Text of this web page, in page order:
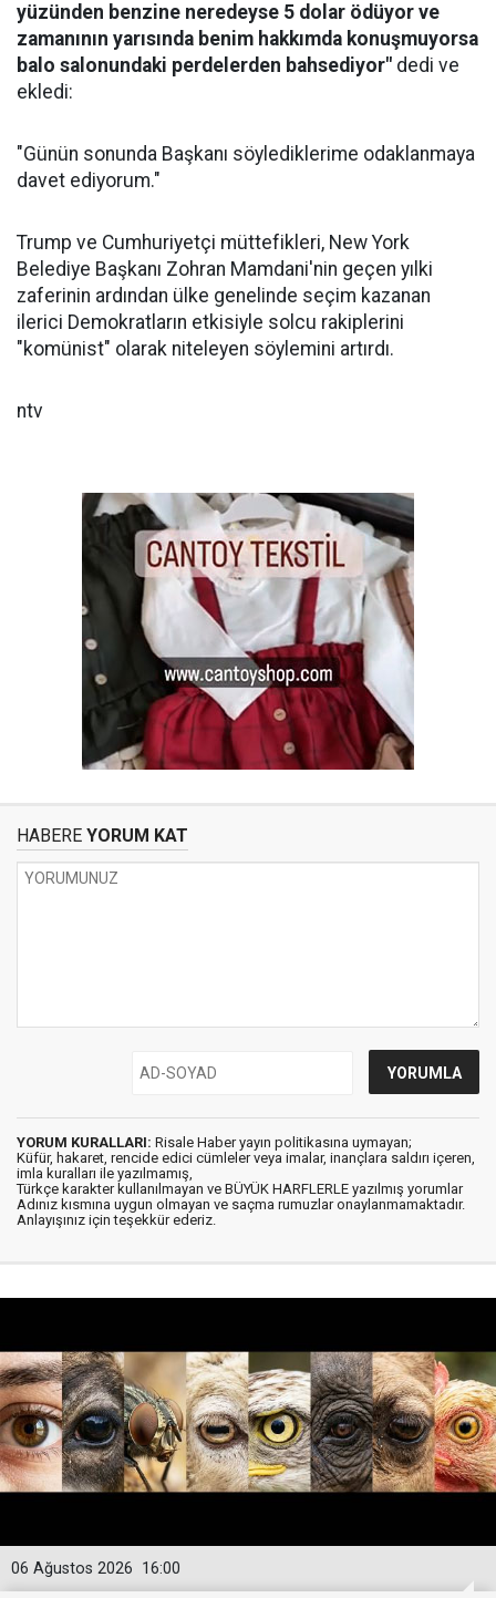
yüzünden benzine neredeyse 5 dolar ödüyor ve
zamanının yarısında benim hakkımda konuşmuyorsa
balo salonundaki perdelerden bahsediyor" dedi ve
ekledi:
"Günün sonunda Başkanı söylediklerime odaklanmaya
davet ediyorum."
Trump ve Cumhuriyetçi müttefikleri, New York
Belediye Başkanı Zohran Mamdani'nin geçen yılki
zaferinin ardından ülke genelinde seçim kazanan
ilerici Demokratların etkisiyle solcu rakiplerini
"komünist" olarak niteleyen söylemini artırdı.
ntv
HABERE YORUM KAT
YORUM KURALLARI: Risale Haber yayın politikasına uymayan;
Küfür, hakaret, rencide edici cümleler veya imalar, inançlara saldırı içeren,
imla kuralları ile yazılmamış,
Türkçe karakter kullanılmayan ve BÜYÜK HARFLERLE yazılmış yorumlar
Adınız kısmına uygun olmayan ve saçma rumuzlar onaylanmamaktadır.
Anlayışınız için teşekkür ederiz.
16:00
06 Ağustos 2026